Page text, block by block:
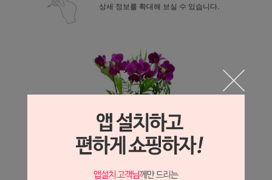
상세 정보를 확대해 보실 수 있습니다.